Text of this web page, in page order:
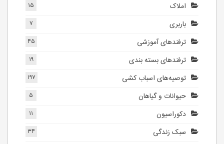
املاک ۱۵
باربری ۷
ترفندهای آموزشی ۴۵
ترفندهای بسته بندی ۱۹
توصیه‌های اسباب کشی ۱۹۷
حیوانات و گیاهان ۵
دکوراسیون ۱۱
سبک زندگی ۳۴